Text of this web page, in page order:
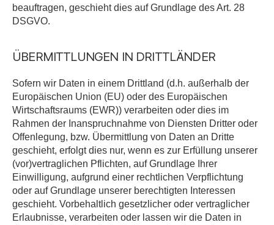
beauftragen, geschieht dies auf Grundlage des Art. 28
DSGVO.
ÜBERMITTLUNGEN IN DRITTLÄNDER
Sofern wir Daten in einem Drittland (d.h. außerhalb der
Europäischen Union (EU) oder des Europäischen
Wirtschaftsraums (EWR)) verarbeiten oder dies im
Rahmen der Inanspruchnahme von Diensten Dritter oder
Offenlegung, bzw. Übermittlung von Daten an Dritte
geschieht, erfolgt dies nur, wenn es zur Erfüllung unserer
(vor)vertraglichen Pflichten, auf Grundlage Ihrer
Einwilligung, aufgrund einer rechtlichen Verpflichtung
oder auf Grundlage unserer berechtigten Interessen
geschieht. Vorbehaltlich gesetzlicher oder vertraglicher
Erlaubnisse, verarbeiten oder lassen wir die Daten in